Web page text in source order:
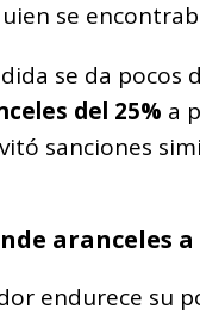
se
se da pocos
del 25% a
sanciones
aranceles
endurece su